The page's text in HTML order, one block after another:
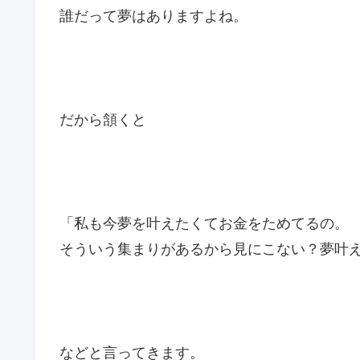
誰だって夢はありますよね。
だから頷くと
「私も今夢を叶えたくてお金をためてるの。
そういう集まりがあるから見にこない？夢叶
などと言ってきます。